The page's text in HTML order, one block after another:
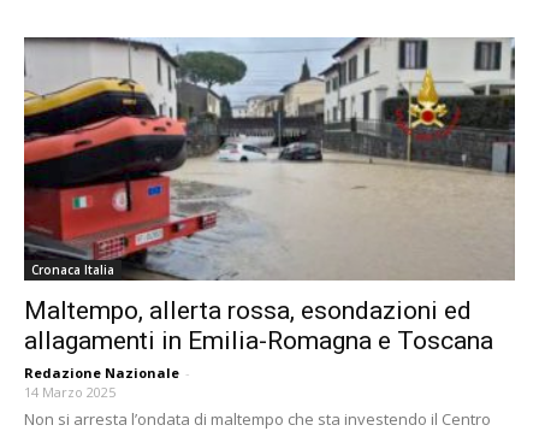
Cronaca Italia
Maltempo, allerta rossa, esondazioni ed
allagamenti in Emilia-Romagna e Toscana
Redazione Nazionale -
14 Marzo 2025
Non si arresta l’ondata di maltempo che sta investendo il Centro